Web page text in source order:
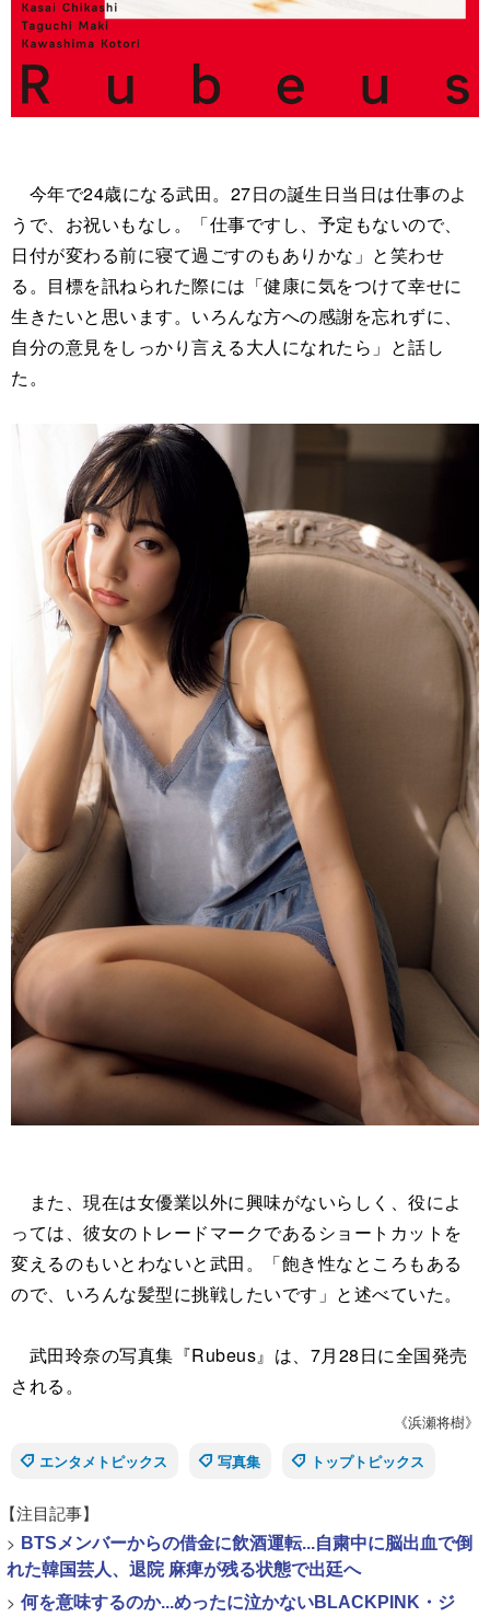
今年で24歳になる武田。27日の誕生日当日は仕事のよ
うで、お祝いもなし。「仕事ですし、予定もないので、
日付が変わる前に寝て過ごすのもありかな」と笑わせ
る。目標を訊ねられた際には「健康に気をつけて幸せに
生きたいと思います。いろんな方への感謝を忘れずに、
自分の意見をしっかり言える大人になれたら」と話し
た。
また、現在は女優業以外に興味がないらしく、役によ
っては、彼女のトレードマークであるショートカットを
変えるのもいとわないと武田。「飽き性なところもある
ので、いろんな髪型に挑戦したいです」と述べていた。
武田玲奈の写真集『Rubeus』は、7月28日に全国発売
される。
《浜瀬将樹》
エンタメトピックス
写真集 トップトピックス
【注目記事】
> BTSメンバーからの借金に飲酒運転...自粛中に脳出血で倒
れた韓国芸人、退院 麻痺が残る状態で出廷へ
> 何を意味するのか...めったに泣かないBLACKPINK・ジ